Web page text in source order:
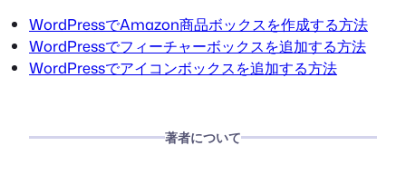
WordPressでAmazon商品ボックスを作成する方法
WordPressでフィーチャーボックスを追加する方法
WordPressでアイコンボックスを追加する方法
著者について